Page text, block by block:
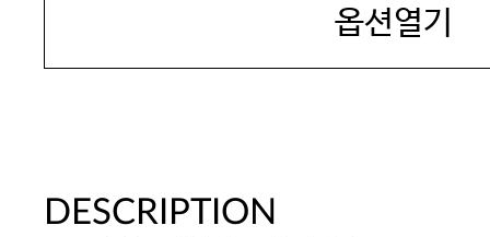
옵션열기
DESCRIPTION